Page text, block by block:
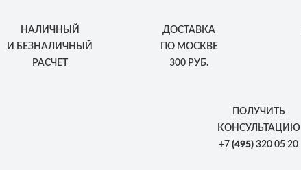
НАЛИЧНЫЙ
И БЕЗНАЛИЧНЫЙ
РАСЧЕТ
ДОСТАВКА
ПО МОСКВЕ
300 РУБ.
ПОЛУЧИТЬ
КОНСУЛЬТАЦИЮ
+7 (495) 320 05 20